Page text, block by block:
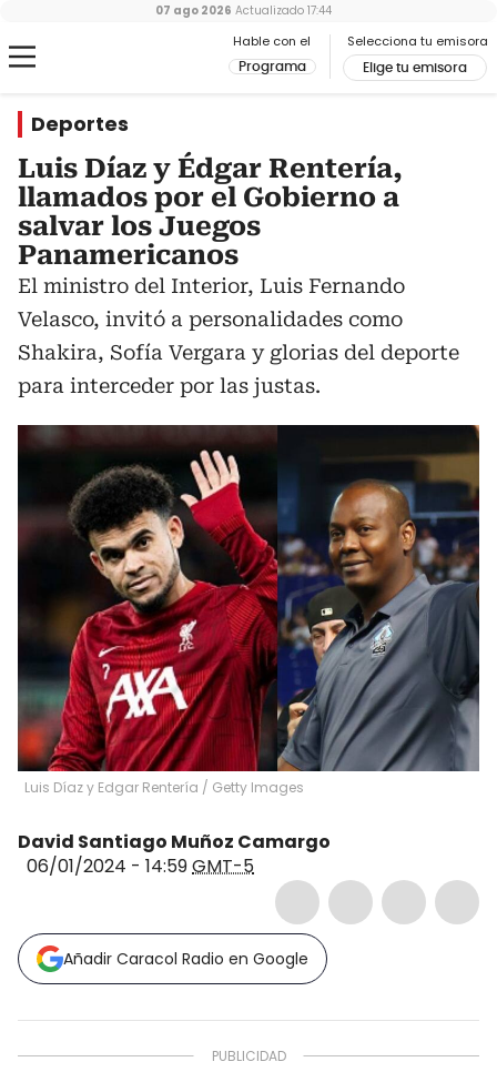
Hable con el
Programa
Selecciona tu emisora
Elige tu emisora
07 ago 2026 Actualizado 17:44
Deportes
Luis Díaz y Édgar Rentería,
llamados por el Gobierno a
salvar los Juegos
Panamericanos
El ministro del Interior, Luis Fernando
Velasco, invitó a personalidades como
Shakira, Sofía Vergara y glorias del deporte
para interceder por las justas.
Luis Díaz y Edgar Rentería / Getty Images
David Santiago Muñoz Camargo
06/01/2024 - 14:59GMT-5
Añadir Caracol Radio en Google